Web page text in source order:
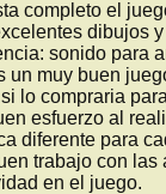
sonido para
lo compraria
diferente para
en el juego.